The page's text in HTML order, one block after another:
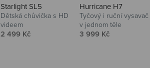
Starlight SL5
Dětská chůvička s HD
videem
Prodejní cena
2 499 Kč
Hurricane H7
Tyčový i ruční vysavač
v jednom těle
Prodejní cena
3 999 Kč
Domácnost
Vysavače, parťáci do kuchyně i